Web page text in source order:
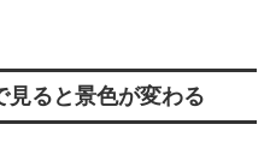
見ると景色が変わる